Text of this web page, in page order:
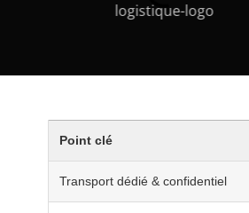
Point clé
Transport dédié & confidentiel